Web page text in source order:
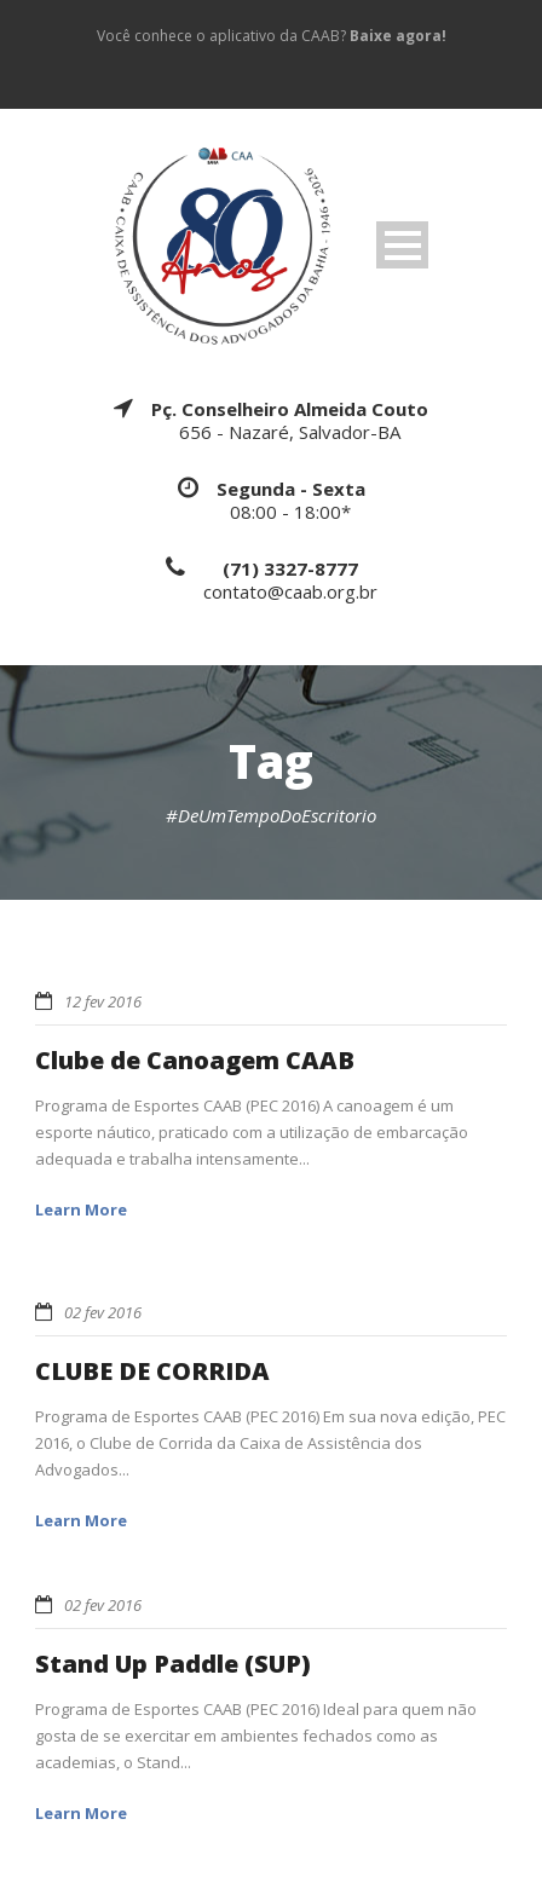
Você conhece o aplicativo da CAAB? Baixe agora!
Pç. Conselheiro Almeida Couto
656 - Nazaré, Salvador-BA
Segunda - Sexta
08:00 - 18:00*
(71) 3327-8777
contato@caab.org.br
Tag
#DeUmTempoDoEscritorio
12 fev 2016
Clube de Canoagem CAAB
Programa de Esportes CAAB (PEC 2016) A canoagem é um
esporte náutico, praticado com a utilização de embarcação
adequada e trabalha intensamente...
Learn More
02 fev 2016
CLUBE DE CORRIDA
Programa de Esportes CAAB (PEC 2016) Em sua nova edição, PEC
2016, o Clube de Corrida da Caixa de Assistência dos
Advogados...
Learn More
02 fev 2016
Stand Up Paddle (SUP)
Programa de Esportes CAAB (PEC 2016) Ideal para quem não
gosta de se exercitar em ambientes fechados como as
academias, o Stand...
Learn More